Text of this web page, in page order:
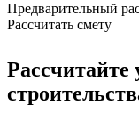
Предварительный
Рассчитать смету
Рассчитайте